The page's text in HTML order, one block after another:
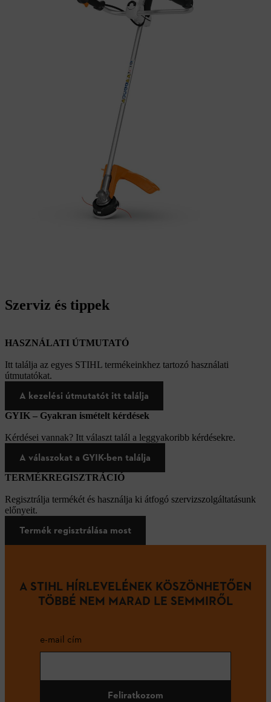
Szerviz és tippek
HASZNÁLATI ÚTMUTATÓ
Itt találja az egyes STIHL termékeinkhez tartozó használati
útmutatókat.
A kezelési útmutatót itt találja
GYIK – Gyakran ismételt kérdések
Kérdései vannak? Itt választ talál a leggyakoribb kérdésekre.
A válaszokat a GYIK-ben találja
TERMÉKREGISZTRÁCIÓ
Regisztrálja termékét és használja ki átfogó szervizszolgáltatásunk
előnyeit.
Termék regisztrálása most
A STIHL HÍRLEVELÉNEK KÖSZÖNHETŐEN
TÖBBÉ NEM MARAD LE SEMMIRŐL
e-mail cím
Feliratkozom